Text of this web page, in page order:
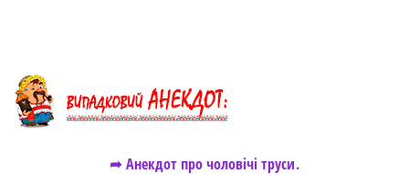
➦ Анекдот про чоловічі труси.